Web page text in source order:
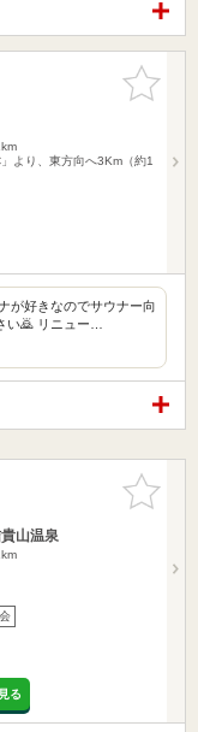
お気に入
りに追加
より、東方向へ3Km（約1
が好きなのでサウナー向
い🙇 リニュー…
お気に入
りに追加
山温泉
る